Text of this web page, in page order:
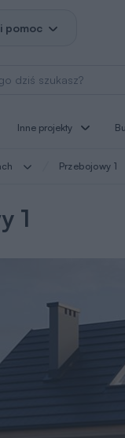
pomoc
projekt
Inne projekty
Przebojowy 1
1